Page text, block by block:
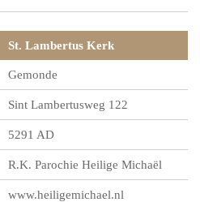
St. Lambertus Kerk
Gemonde
Sint Lambertusweg 122
5291 AD
R.K. Parochie Heilige Michaël
www.heiligemichael.nl